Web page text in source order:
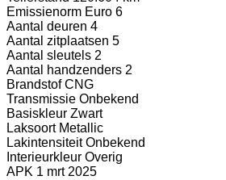
Emissienorm Euro 6
Aantal deuren 4
Aantal zitplaatsen 5
Aantal sleutels 2
Aantal handzenders 2
Brandstof CNG
Transmissie Onbekend
Basiskleur Zwart
Laksoort Metallic
Lakintensiteit Onbekend
Interieurkleur Overig
APK 1 mrt 2025